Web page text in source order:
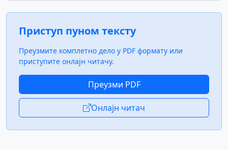
Приступ пуном тексту
Преузмите комплетно дело у PDF формату или
приступите онлајн читачу.
Преузми PDF
Онлајн читач